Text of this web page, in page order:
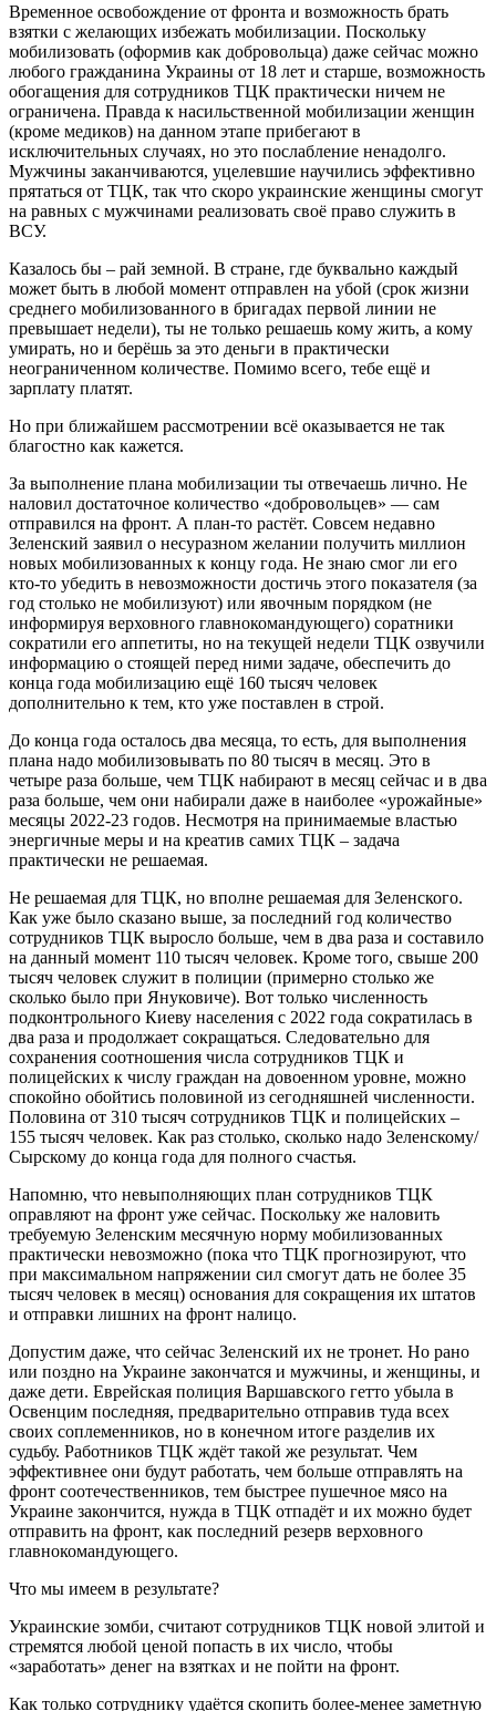
Временное освобождение от фронта и возможность брать
взятки с желающих избежать мобилизации. Поскольку
мобилизовать (оформив как добровольца) даже сейчас можно
любого гражданина Украины от 18 лет и старше, возможность
обогащения для сотрудников ТЦК практически ничем не
ограничена. Правда к насильственной мобилизации женщин
(кроме медиков) на данном этапе прибегают в
исключительных случаях, но это послабление ненадолго.
Мужчины заканчиваются, уцелевшие научились эффективно
прятаться от ТЦК, так что скоро украинские женщины смогут
на равных с мужчинами реализовать своё право служить в
ВСУ.
Казалось бы – рай земной. В стране, где буквально каждый
может быть в любой момент отправлен на убой (срок жизни
среднего мобилизованного в бригадах первой линии не
превышает недели), ты не только решаешь кому жить, а кому
умирать, но и берёшь за это деньги в практически
неограниченном количестве. Помимо всего, тебе ещё и
зарплату платят.
Но при ближайшем рассмотрении всё оказывается не так
благостно как кажется.
За выполнение плана мобилизации ты отвечаешь лично. Не
наловил достаточное количество «добровольцев» — сам
отправился на фронт. А план-то растёт. Совсем недавно
Зеленский заявил о несуразном желании получить миллион
новых мобилизованных к концу года. Не знаю смог ли его
кто-то убедить в невозможности достичь этого показателя (за
год столько не мобилизуют) или явочным порядком (не
информируя верховного главнокомандующего) соратники
сократили его аппетиты, но на текущей недели ТЦК озвучили
информацию о стоящей перед ними задаче, обеспечить до
конца года мобилизацию ещё 160 тысяч человек
дополнительно к тем, кто уже поставлен в строй.
До конца года осталось два месяца, то есть, для выполнения
плана надо мобилизовывать по 80 тысяч в месяц. Это в
четыре раза больше, чем ТЦК набирают в месяц сейчас и в два
раза больше, чем они набирали даже в наиболее «урожайные»
месяцы 2022-23 годов. Несмотря на принимаемые властью
энергичные меры и на креатив самих ТЦК – задача
практически не решаемая.
Не решаемая для ТЦК, но вполне решаемая для Зеленского.
Как уже было сказано выше, за последний год количество
сотрудников ТЦК выросло больше, чем в два раза и составило
на данный момент 110 тысяч человек. Кроме того, свыше 200
тысяч человек служит в полиции (примерно столько же
сколько было при Януковиче). Вот только численность
подконтрольного Киеву населения с 2022 года сократилась в
два раза и продолжает сокращаться. Следовательно для
сохранения соотношения числа сотрудников ТЦК и
полицейских к числу граждан на довоенном уровне, можно
спокойно обойтись половиной из сегодняшней численности.
Половина от 310 тысяч сотрудников ТЦК и полицейских –
155 тысяч человек. Как раз столько, сколько надо Зеленскому/
Сырскому до конца года для полного счастья.
Напомню, что невыполняющих план сотрудников ТЦК
оправляют на фронт уже сейчас. Поскольку же наловить
требуемую Зеленским месячную норму мобилизованных
практически невозможно (пока что ТЦК прогнозируют, что
при максимальном напряжении сил смогут дать не более 35
тысяч человек в месяц) основания для сокращения их штатов
и отправки лишних на фронт налицо.
Допустим даже, что сейчас Зеленский их не тронет. Но рано
или поздно на Украине закончатся и мужчины, и женщины, и
даже дети. Еврейская полиция Варшавского гетто убыла в
Освенцим последняя, предварительно отправив туда всех
своих соплеменников, но в конечном итоге разделив их
судьбу. Работников ТЦК ждёт такой же результат. Чем
эффективнее они будут работать, чем больше отправлять на
фронт соотечественников, тем быстрее пушечное мясо на
Украине закончится, нужда в ТЦК отпадёт и их можно будет
отправить на фронт, как последний резерв верховного
главнокомандующего.
Что мы имеем в результате?
Украинские зомби, считают сотрудников ТЦК новой элитой и
стремятся любой ценой попасть в их число, чтобы
«заработать» денег на взятках и не пойти на фронт.
Как только сотруднику удаётся скопить более-менее заметную